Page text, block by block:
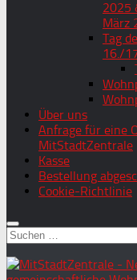
2025
März
Tag
16./
Über uns
Anfrage für eine
MitStadtZentrale
Kasse
Bestellung
Cookie-Richtlinie
Suchen
nach: